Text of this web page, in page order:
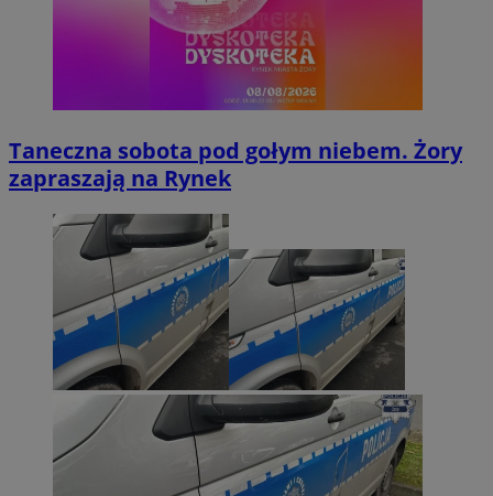
Taneczna sobota pod gołym niebem. Żory
zapraszają na Rynek